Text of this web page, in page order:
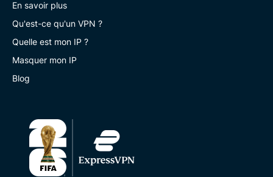
En savoir plus
Qu'est-ce qu'un VPN ?
Quelle est mon IP ?
Masquer mon IP
Blog